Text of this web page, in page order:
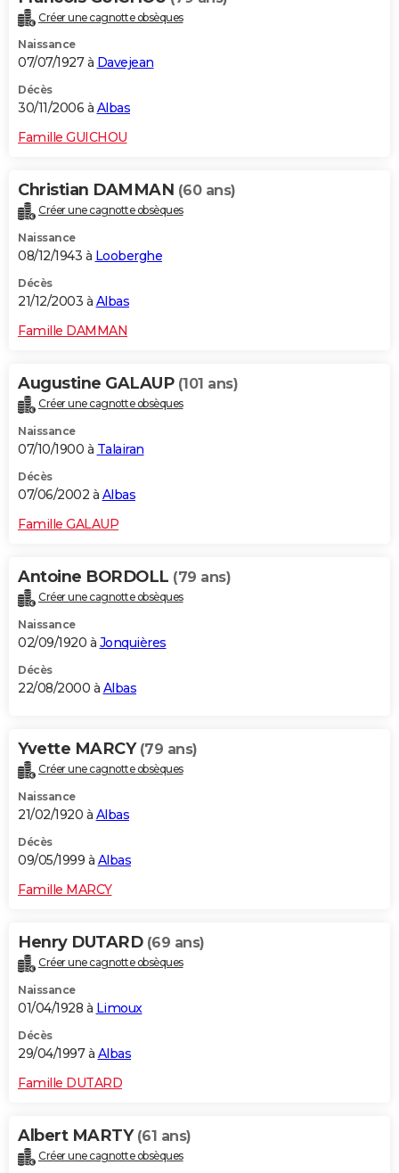
Créer une cagnotte obsèques
Naissance
07/07/1927 à Davejean
Décès
30/11/2006 à Albas
Famille GUICHOU
Christian DAMMAN (60 ans)
Créer une cagnotte obsèques
Naissance
08/12/1943 à Looberghe
Décès
21/12/2003 à Albas
Famille DAMMAN
Augustine GALAUP (101 ans)
Créer une cagnotte obsèques
Naissance
07/10/1900 à Talairan
Décès
07/06/2002 à Albas
Famille GALAUP
Antoine BORDOLL (79 ans)
Créer une cagnotte obsèques
Naissance
02/09/1920 à Jonquières
Décès
22/08/2000 à Albas
Yvette MARCY (79 ans)
Créer une cagnotte obsèques
Naissance
21/02/1920 à Albas
Décès
09/05/1999 à Albas
Famille MARCY
Henry DUTARD (69 ans)
Créer une cagnotte obsèques
Naissance
01/04/1928 à Limoux
Décès
29/04/1997 à Albas
Famille DUTARD
Albert MARTY (61 ans)
Créer une cagnotte obsèques